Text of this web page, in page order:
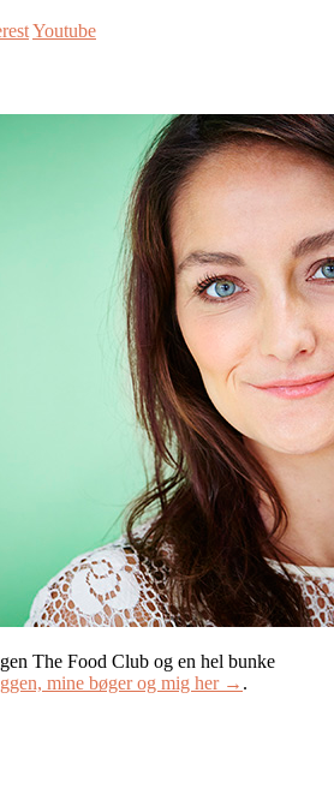
Youtube
The Food Club og en hel bunke
mine bøger og mig her → .